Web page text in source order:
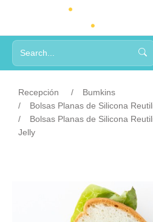
Recepción
Bumkins
Bolsas Planas de Silicona
Bolsas Planas de Silicona
Jelly